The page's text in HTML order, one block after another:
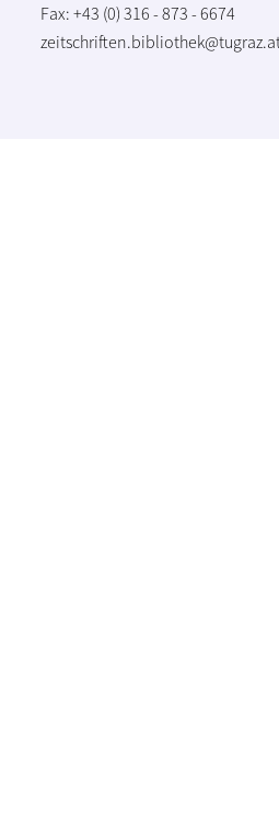
Fax: +43 (0) 316 - 873 - 6674